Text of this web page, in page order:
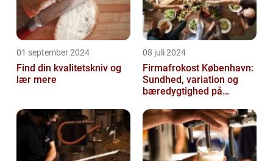
01 september 2024
Find din kvalitetskniv og
lær mere
08 juli 2024
Firmafrokost København:
Sundhed, variation og
bæredygtighed på